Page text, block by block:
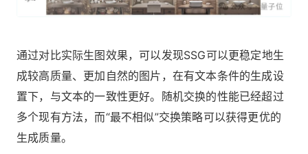
通过对比实际生图效果，可以发现SSG可以更稳定地生
成较高质量、更加自然的图片，在有文本条件的生成设
置下，与文本的一致性更好。随机交换的性能已经超过
多个现有方法，而“最不相似”交换策略可以获得更优的
生成质量。